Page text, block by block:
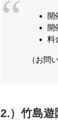
開
開
料
（お問
2.）竹島遊